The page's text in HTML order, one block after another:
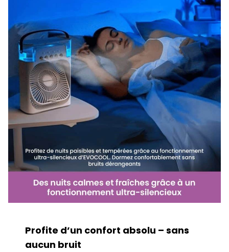
Profite d’un confort absolu –sans
aucun bruit